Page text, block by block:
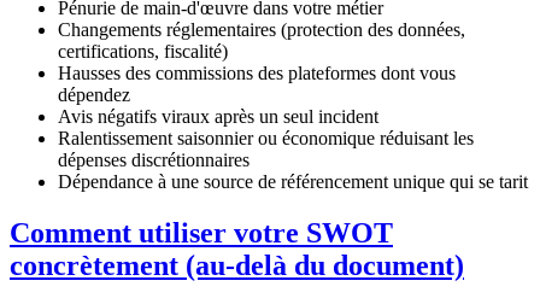
Pénurie de main-d'œuvre dans votre métier
Changements réglementaires (protection des données,
certifications, fiscalité)
Hausses des commissions des plateformes dont vous
dépendez
Avis négatifs viraux après un seul incident
Ralentissement saisonnier ou économique réduisant les
dépenses discrétionnaires
Dépendance à une source de référencement unique qui se tarit
Comment utiliser votre SWOT
concrètement (au-delà du document)